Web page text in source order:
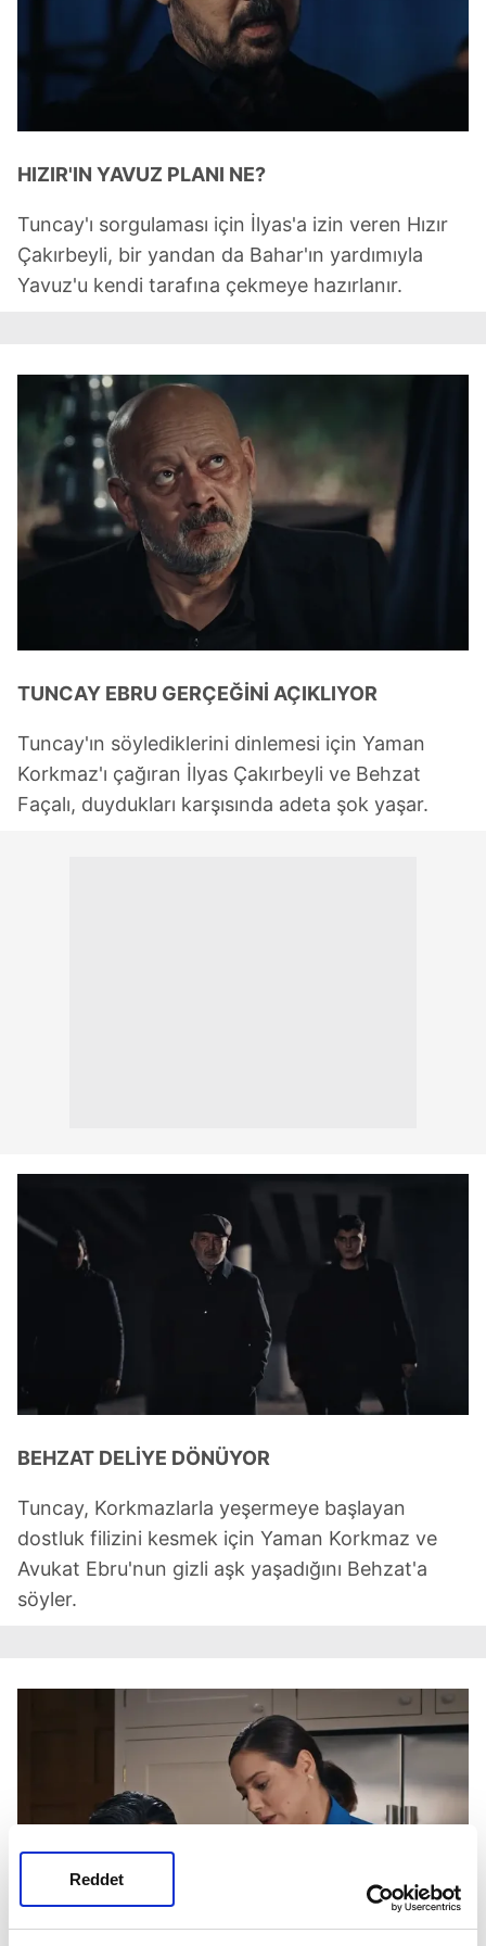
Reddet
HIZIR'IN YAVUZ PLANI NE?
Tuncay'ı sorgulaması için İlyas'a izin veren Hızır
Çakırbeyli, bir yandan da Bahar'ın yardımıyla
Yavuz'u kendi tarafına çekmeye hazırlanır.
TUNCAY EBRU GERÇEĞİNİ AÇIKLIYOR
Tuncay'ın söylediklerini dinlemesi için Yaman
Korkmaz'ı çağıran İlyas Çakırbeyli ve Behzat
Façalı, duydukları karşısında adeta şok yaşar.
BEHZAT DELİYE DÖNÜYOR
Tuncay, Korkmazlarla yeşermeye başlayan
dostluk filizini kesmek için Yaman Korkmaz ve
Avukat Ebru'nun gizli aşk yaşadığını Behzat'a
söyler.